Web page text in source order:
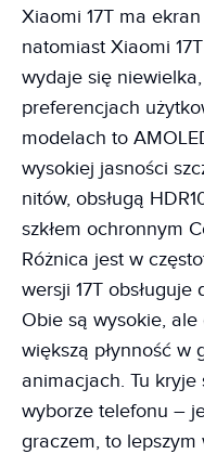
Xiaomi 17T ma
natomiast Xiaomi
wydaje się
preferencjach
modelach to
wysokiej jasności
nitów, obsługą
szkłem ochronnym
Różnica jest w
wersji 17T obsługuje
Obie są wysokie,
większą płynność w
animacjach. Tu
wyborze telefonu –
graczem, to